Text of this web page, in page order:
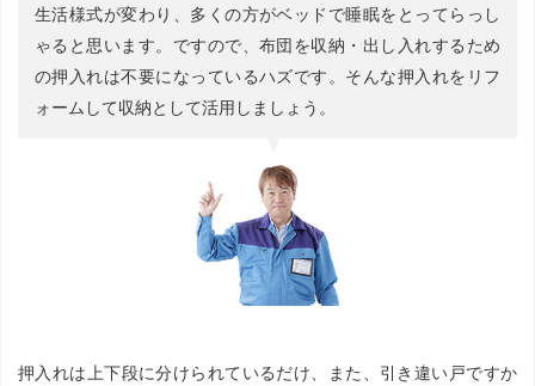
生活様式が変わり、多くの方がベッドで睡眠をとってらっし
ゃると思います。ですので、布団を収納・出し入れするため
の押入れは不要になっているハズです。そんな押入れをリフ
ォームして収納として活用しましょう。
押入れは上下段に分けられているだけ、また、引き違い戸ですか